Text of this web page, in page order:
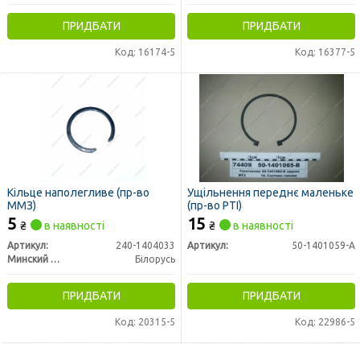
ПРИДБАТИ
Код: 16174-5
ПРИДБАТИ
Код: 16377-5
Кільце наполегливе (пр-во
ММЗ)
5 ₴ в наявності
Артикул:
240-1404033
Минский Моторный Завод
Білорусь
ПРИДБАТИ
Код: 20315-5
Ущільнення переднє маленьке
(пр-во РТІ)
15 ₴ в наявності
Артикул: 50-1401059-А
ПРИДБАТИ
Код: 22986-5